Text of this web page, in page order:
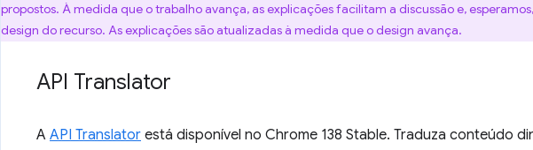
propostos. À medida que o trabalho avança, as explicações facilitam a discussão e,
design do recurso. As explicações são atualizadas à medida que o design avança.
API Translator
A API Translator está disponível no Chrome 138 Stable. Traduza conteúdo